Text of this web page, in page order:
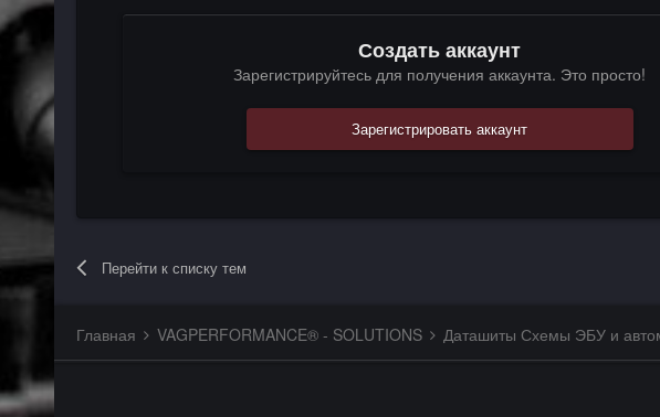
Создать аккаунт
Зарегистрируйтесь для получения аккаунта. Это просто!
Зарегистрировать аккаунт
Перейти к списку тем
Главная VAGPERFORMANCE® - SOLUTIONS